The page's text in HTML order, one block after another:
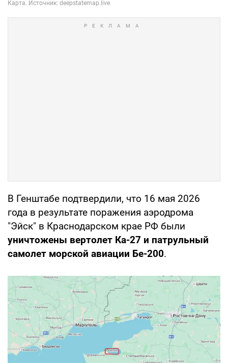
В Генштабе подтвердили, что 16 мая 2026
года в результате поражения аэродрома
"Эйск" в Краснодарском крае РФ были
уничтожены вертолет Ка-27 и патрульный
самолет морской авиации Бе-200.